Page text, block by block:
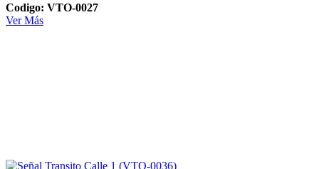
Codigo: VTO-0027
Ver Más